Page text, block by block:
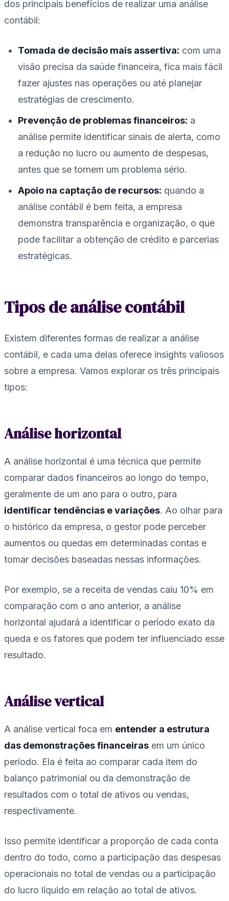
dos principais benefícios de realizar uma análise
contábil:
Tomada de decisão mais assertiva: com uma
visão precisa da saúde financeira, fica mais fácil
fazer ajustes nas operações ou até planejar
estratégias de crescimento.
Prevenção de problemas financeiros: a
análise permite identificar sinais de alerta, como
a redução no lucro ou aumento de despesas,
antes que se tornem um problema sério.
Apoio na captação de recursos: quando a
análise contábil é bem feita, a empresa
demonstra transparência e organização, o que
pode facilitar a obtenção de crédito e parcerias
estratégicas.
Tipos de análise contábil
Existem diferentes formas de realizar a análise
contábil, e cada uma delas oferece insights valiosos
sobre a empresa. Vamos explorar os três principais
tipos:
Análise horizontal
A análise horizontal é uma técnica que permite
comparar dados financeiros ao longo do tempo,
geralmente de um ano para o outro, para
identificar tendências e variações. Ao olhar para
o histórico da empresa, o gestor pode perceber
aumentos ou quedas em determinadas contas e
tomar decisões baseadas nessas informações.
Por exemplo, se a receita de vendas caiu 10% em
comparação com o ano anterior, a análise
horizontal ajudará a identificar o período exato da
queda e os fatores que podem ter influenciado esse
resultado.
Análise vertical
A análise vertical foca em entender a estrutura
das demonstrações financeiras em um único
período. Ela é feita ao comparar cada item do
balanço patrimonial ou da demonstração de
resultados com o total de ativos ou vendas,
respectivamente.
Isso permite identificar a proporção de cada conta
dentro do todo, como a participação das despesas
operacionais no total de vendas ou a participação
do lucro líquido em relação ao total de ativos.